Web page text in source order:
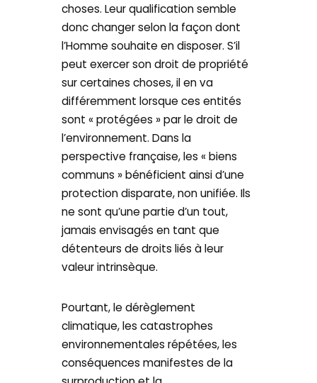
choses. Leur qualification semble
donc changer selon la façon dont
l’Homme souhaite en disposer. S’il
peut exercer son droit de propriété
sur certaines choses, il en va
différemment lorsque ces entités
sont « protégées » par le droit de
l’environnement. Dans la
perspective française, les « biens
communs » bénéficient ainsi d’une
protection disparate, non unifiée. Ils
ne sont qu’une partie d’un tout,
jamais envisagés en tant que
détenteurs de droits liés à leur
valeur intrinsèque.
Pourtant, le dérèglement
climatique, les catastrophes
environnementales répétées, les
conséquences manifestes de la